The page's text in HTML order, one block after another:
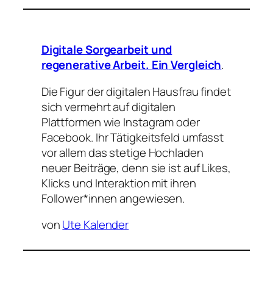
Digitale Sorgearbeit und
regenerative Arbeit. Ein Vergleich.
Die Figur der digitalen Hausfrau findet
sich vermehrt auf digitalen
Plattformen wie Instagram oder
Facebook. Ihr Tätigkeitsfeld umfasst
vor allem das stetige Hochladen
neuer Beiträge, denn sie ist auf Likes,
Klicks und Interaktion mit ihren
Follower*innen angewiesen.
vonUte Kalender